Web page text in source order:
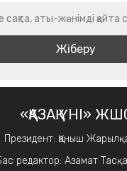
сақта, аты-жөнімді қайта
«ҚАЗАҚ ҮНІ»
Президент: Қаныш
редактор: Азамат